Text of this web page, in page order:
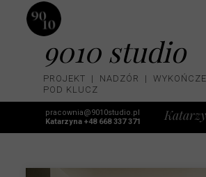
9010 studio
PROJEKT | NADZÓR |
POD KLUCZ
pracownia@9010studio.pl
Katarzyna +48 668 337 371